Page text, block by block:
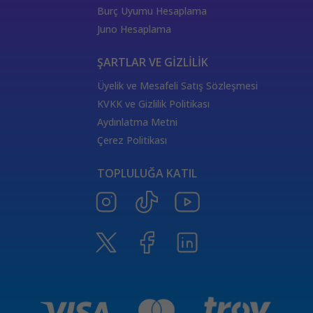
burçların elementleri
değişken
yükselen burçların özellikleri
Satürn Balık burcunda
ThetaHealing seansı
Tarot Destesi
Venüs burcu
Satürn burcu
Aşıklar Tarot Kartı
Güneş Tarot Sağlık Anlamı
Merkür Oğlak burcunda
Ay Tarot Sağlık Anlamı
Değnek Üçlüsü Anlamı
Denge kartı anlamı
tarotta değnek ikilisi sağlık anlamı
Burç Uyumu Hesaplama
Juno Hesaplama
ŞARTLAR VE GİZLİLİK
Üyelik ve Mesafeli Satış Sözleşmesi
KVKK ve Gizlilik Politikası
Aydınlatma Metni
Çerez Politikası
TOPLULUĞA KATIL